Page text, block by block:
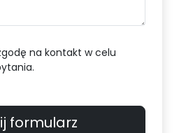
na kontakt w celu
formularz